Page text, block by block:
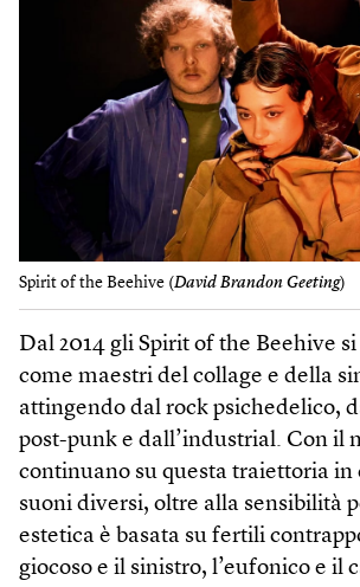
Spirit of the Beehive (David Brandon Geeting)
Dal 2014 gli Spirit of the Bee­hive
come maestri del collage e della
attingendo dal rock psichedelico,
post-punk e dall’industrial. Con il
continuano su questa traiettoria in
suoni diversi, oltre alla sensibilità
estetica è basata su fertili
giocoso e il sinistro, l’eufonico e il